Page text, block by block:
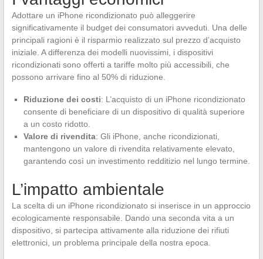
Adottare un iPhone ricondizionato può alleggerire
significativamente il budget dei consumatori avveduti. Una delle
principali ragioni è il risparmio realizzato sul prezzo d’acquisto
iniziale. A differenza dei modelli nuovissimi, i dispositivi
ricondizionati sono offerti a tariffe molto più accessibili, che
possono arrivare fino al 50% di riduzione.
Riduzione dei costi: L’acquisto di un iPhone ricondizionato
consente di beneficiare di un dispositivo di qualità superiore
a un costo ridotto.
Valore di rivendita: Gli iPhone, anche ricondizionati,
mantengono un valore di rivendita relativamente elevato,
garantendo così un investimento redditizio nel lungo termine.
L’impatto ambientale
La scelta di un iPhone ricondizionato si inserisce in un approccio
ecologicamente responsabile. Dando una seconda vita a un
dispositivo, si partecipa attivamente alla riduzione dei rifiuti
elettronici, un problema principale della nostra epoca.